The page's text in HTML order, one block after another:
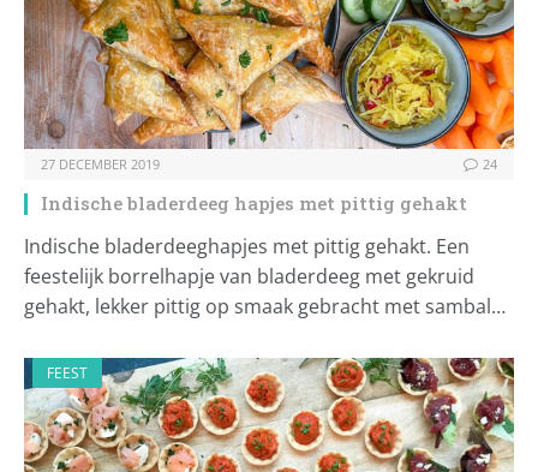
27 DECEMBER 2019 24
Indische bladerdeeg hapjes met pittig gehakt
Indische bladerdeeghapjes met pittig gehakt. Een
feestelijk borrelhapje van bladerdeeg met gekruid
gehakt, lekker pittig op smaak gebracht met sambal…
FEEST